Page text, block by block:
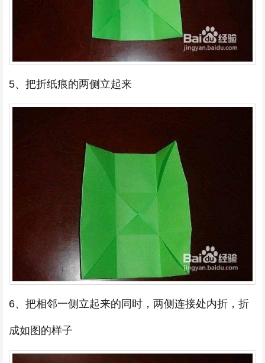
5、把折纸痕的两侧立起来
6、把相邻一侧立起来的同时，两侧连接处内折，折
成如图的样子